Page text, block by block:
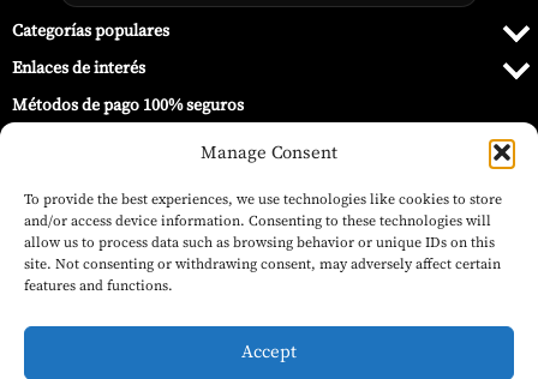
Manage Consent
To provide the best experiences, we use technologies like cookies to store
and/or access device information. Consenting to these technologies will
allow us to process data such as browsing behavior or unique IDs on this
site. Not consenting or withdrawing consent, may adversely affect certain
features and functions.
Accept
Categorías populares
Enlaces de interés
Métodos de pago 100% seguros